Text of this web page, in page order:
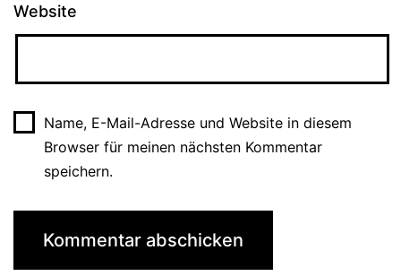
Website
Name, E-Mail-Adresse und Website in diesem
Browser für meinen nächsten Kommentar
speichern.